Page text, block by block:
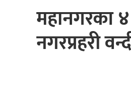
महानगरका ४
नगरप्रहरी